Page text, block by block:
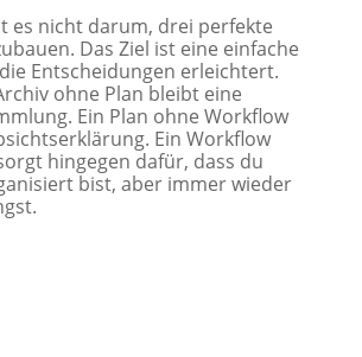
es nicht darum, drei perfekte
Das Ziel ist eine einfache
Entscheidungen erleichtert.
ohne Plan bleibt eine
Ein Plan ohne Workflow
Ein Workflow
hingegen dafür, dass du
bist, aber immer wieder